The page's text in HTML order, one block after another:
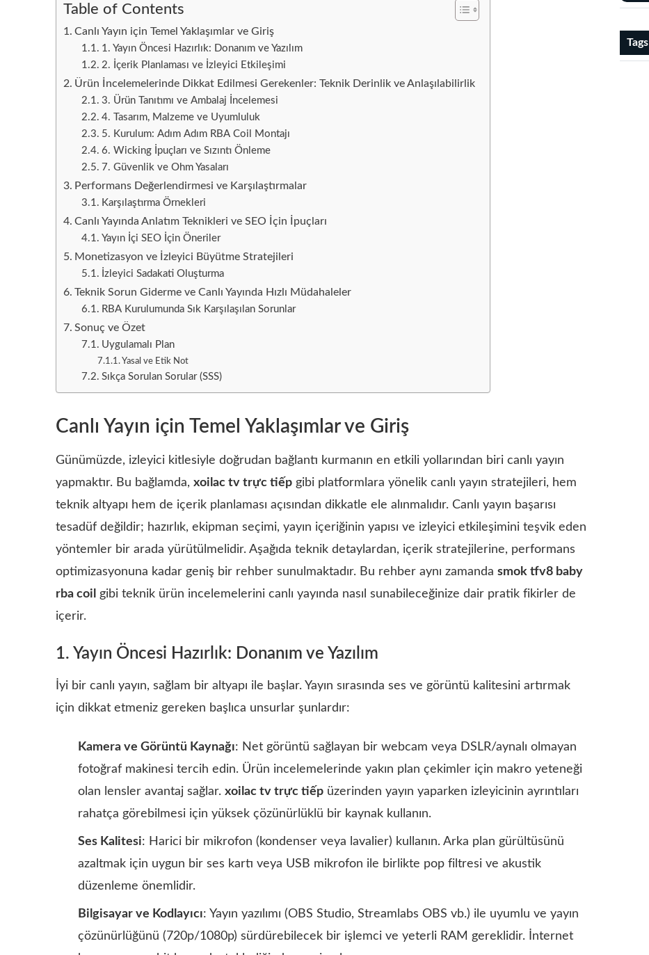
Table of Contents
Canlı Yayın için Temel Yaklaşımlar ve Giriş
1. Yayın Öncesi Hazırlık: Donanım ve Yazılım
2. İçerik Planlaması ve İzleyici Etkileşimi
Ürün İncelemelerinde Dikkat Edilmesi Gerekenler: Teknik Derinlik ve Anlaşılabilirlik
3. Ürün Tanıtımı ve Ambalaj İncelemesi
4. Tasarım, Malzeme ve Uyumluluk
5. Kurulum: Adım Adım RBA Coil Montajı
6. Wicking İpuçları ve Sızıntı Önleme
7. Güvenlik ve Ohm Yasaları
Performans Değerlendirmesi ve Karşılaştırmalar
Karşılaştırma Örnekleri
Canlı Yayında Anlatım Teknikleri ve SEO İçin İpuçları
Yayın İçi SEO İçin Öneriler
Monetizasyon ve İzleyici Büyütme Stratejileri
İzleyici Sadakati Oluşturma
Teknik Sorun Giderme ve Canlı Yayında Hızlı Müdahaleler
RBA Kurulumunda Sık Karşılaşılan Sorunlar
Sonuç ve Özet
Uygulamalı Plan
Yasal ve Etik Not
Sıkça Sorulan Sorular (SSS)
Canlı Yayın için Temel Yaklaşımlar ve Giriş
Günümüzde, izleyici kitlesiyle doğrudan bağlantı kurmanın en etkili yollarından biri canlı yayın
yapmaktır. Bu bağlamda, xoilac tv trực tiếp gibi platformlara yönelik canlı yayın stratejileri, hem
teknik altyapı hem de içerik planlaması açısından dikkatle ele alınmalıdır. Canlı yayın başarısı
tesadüf değildir; hazırlık, ekipman seçimi, yayın içeriğinin yapısı ve izleyici etkileşimini teşvik eden
yöntemler bir arada yürütülmelidir. Aşağıda teknik detaylardan, içerik stratejilerine, performans
optimizasyonuna kadar geniş bir rehber sunulmaktadır. Bu rehber aynı zamanda smok tfv8 baby
rba coil
gibi teknik ürün incelemelerini canlı yayında nasıl sunabileceğinize dair pratik fikirler de
içerir.
1. Yayın Öncesi Hazırlık: Donanım ve Yazılım
İyi bir canlı yayın, sağlam bir altyapı ile başlar. Yayın sırasında ses ve görüntü kalitesini artırmak
için dikkat etmeniz gereken başlıca unsurlar şunlardır:
Kamera ve Görüntü Kaynağı: Net görüntü sağlayan bir webcam veya DSLR/aynalı olmayan
fotoğraf makinesi tercih edin. Ürün incelemelerinde yakın plan çekimler için makro yeteneği
olan lensler avantaj sağlar. xoilac tv trực tiếp üzerinden yayın yaparken izleyicinin ayrıntıları
rahatça görebilmesi için yüksek çözünürlüklü bir kaynak kullanın.
Ses Kalitesi: Harici bir mikrofon (kondenser veya lavalier) kullanın. Arka plan gürültüsünü
azaltmak için uygun bir ses kartı veya USB mikrofon ile birlikte pop filtresi ve akustik
düzenleme önemlidir.
Bilgisayar ve Kodlayıcı: Yayın yazılımı (OBS Studio, Streamlabs OBS vb.) ile uyumlu ve yayın
çözünürlüğünü (720p/1080p) sürdürebilecek bir işlemci ve yeterli RAM gereklidir. İnternet
Tags